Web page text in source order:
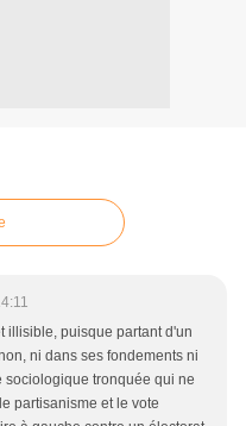
illisible, puisque partant d'un
ni dans ses fondements ni
sociologique tronquée qui ne
partisanisme et le vote